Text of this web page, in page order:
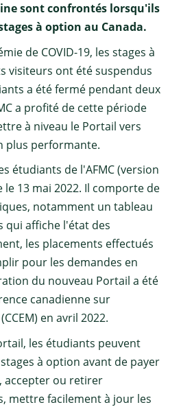
sont confrontés lorsqu'ils
à option au Canada.
de COVID-19, les stages à
visiteurs ont été suspendus
a été fermé pendant deux
a profité de cette période
à niveau le Portail vers
plus performante.
étudiants de l'AFMC (version
le 13 mai 2022. Il comporte de
notamment un tableau
qui affiche l'état des
les placements effectués
pour les demandes en
du nouveau Portail a été
canadienne sur
en avril 2022.
les étudiants peuvent
à option avant de payer
accepter ou retirer
mettre facilement à jour les